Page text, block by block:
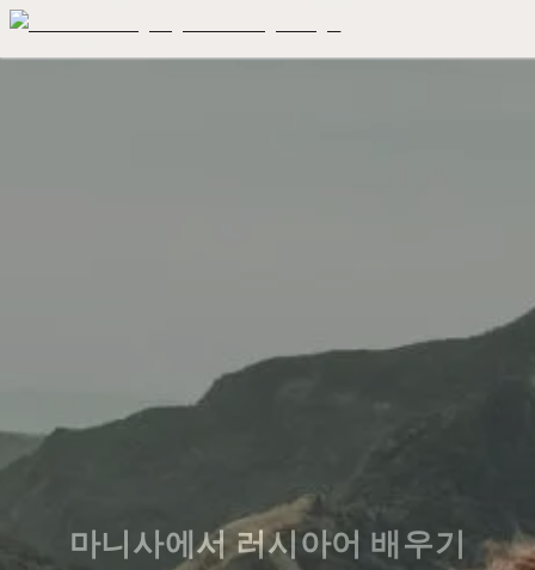
마니사에서 러시아어 배우기